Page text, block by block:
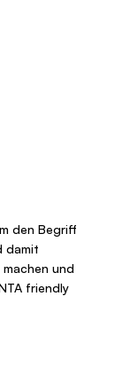
den Begriff
damit
und
friendly